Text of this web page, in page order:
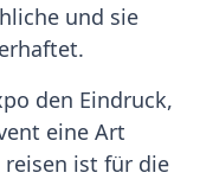
und sie
den Eindruck,
eine Art
reisen ist für die